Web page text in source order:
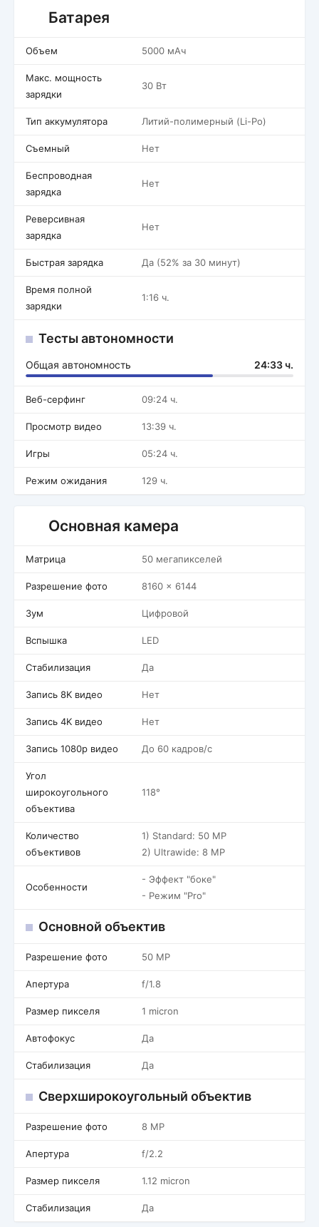
Батарея
Объем 5000 мАч
Макс. мощность
зарядки
30 Вт
Тип аккумулятора Литий-полимерный (Li-Po)
Съемный Нет
Беспроводная
зарядка
Нет
Реверсивная
зарядка
Нет
Быстрая зарядка Да (52% за 30 минут)
Время полной
зарядки
1:16 ч.
Тесты автономности
Общая автономность 24:33 ч.
Веб-серфинг 09:24 ч.
Просмотр видео 13:39 ч.
Игры 05:24 ч.
Режим ожидания 129 ч.
Основная камера
Матрица 50 мегапикселей
Разрешение фото 8160 x 6144
Зум Цифровой
Вспышка LED
Стабилизация Да
Запись 8K видео Нет
Запись 4K видео Нет
Запись 1080p видео До 60 кадров/c
Угол
широкоугольного
объектива
118°
Количество
объективов
1) Standard: 50 MP
2) Ultrawide: 8 MP
Особенности
- Эффект "боке"
- Режим "Pro"
Основной объектив
Разрешение фото 50 MP
Апертура f/1.8
Размер пикселя 1 micron
Автофокус Да
Стабилизация Да
Сверхширокоугольный объектив
Разрешение фото 8 MP
Апертура f/2.2
Размер пикселя 1.12 micron
Стабилизация Да